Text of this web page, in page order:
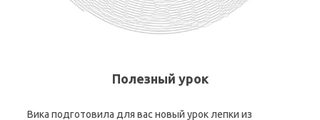
Полезный урок
Вика подготовила для вас новый урок лепки из